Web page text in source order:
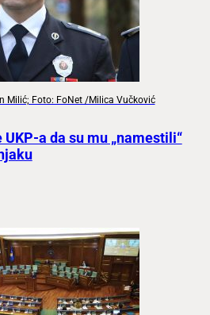
Milić; Foto: FoNet /Milica Vučković
a da su mu „namestili“